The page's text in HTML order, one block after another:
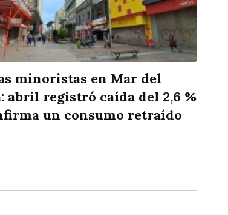
minoristas en Mar del
abril registró caída del 2,6 %
un consumo retraído